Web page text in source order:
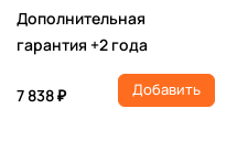
Дополнительная
гарантия +2 года
7 838 ₽ Добавить